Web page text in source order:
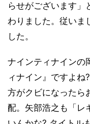
らせがございます」
わりました。従いま
した。
ナインティナインの
ィナイン』ですよね
方がクビになったら
配。矢部浩之も「レ